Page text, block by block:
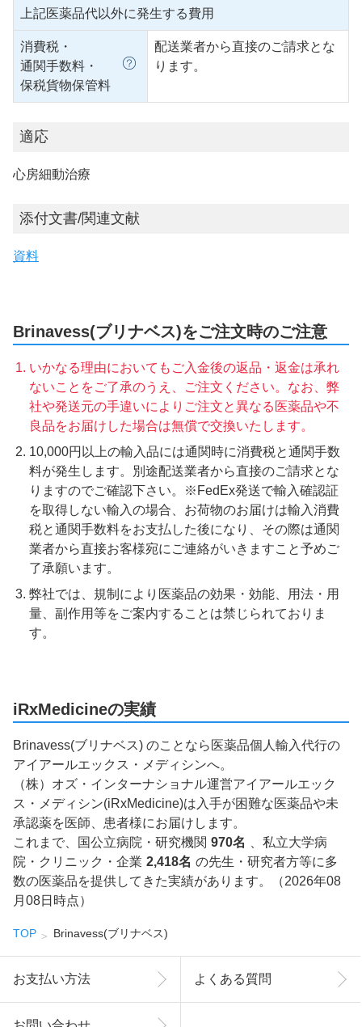
上記医薬品代以外に発生する費用
消費税・
通関手数料・
保税貨物保管料
配送業者から直接のご請求とな
ります。
適応
心房細動治療
添付文書/関連文献
資料
Brinavess(ブリナベス)をご注文時のご注意
いかなる理由においてもご入金後の返品・返金は承れ
ないことをご了承のうえ、ご注文ください。なお、弊
社や発送元の手違いによりご注文と異なる医薬品や不
良品をお届けした場合は無償で交換いたします。
10,000円以上の輸入品には通関時に消費税と通関手数
料が発生します。別途配送業者から直接のご請求とな
りますのでご確認下さい。※FedEx発送で輸入確認証
を取得しない輸入の場合、お荷物のお届けは輸入消費
税と通関手数料をお支払した後になり、その際は通関
業者から直接お客様宛にご連絡がいきますこと予めご
了承願います。
弊社では、規制により医薬品の効果・効能、用法・用
量、副作用等をご案内することは禁じられておりま
す。
iRxMedicineの実績
Brinavess(ブリナベス) のことなら医薬品個人輸入代行の
アイアールエックス・メディシンへ。
（株）オズ・インターナショナル運営アイアールエック
ス・メディシン(iRxMedicine)は入手が困難な医薬品や未
承認薬を医師、患者様にお届けします。
これまで、国公立病院・研究機関 970名
、私立大学病
院・クリニック・企業 2,418名 の先生・研究者方等に多
数の医薬品を提供してきた実績があります。（2026年08
月08日時点）
TOP Brinavess(ブリナベス)
お支払い方法 よくある質問